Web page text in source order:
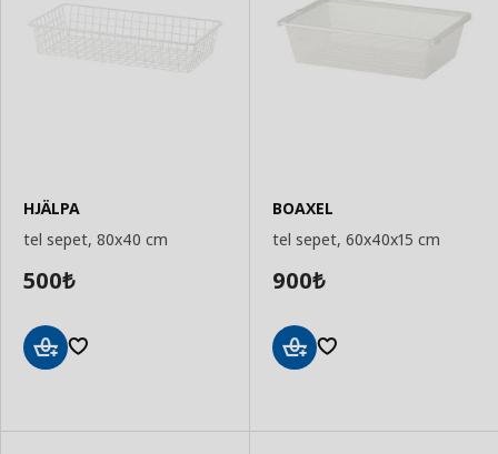
HJÄLPA
tel sepet, 80x40 cm
500₺
BOAXEL
tel sepet, 60x40x15 cm
900₺